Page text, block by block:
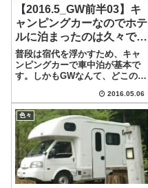
【2016.5_GW前半03】キ
ャンピングカーなのでホテ
ルに泊まったのは久々でし
た!!
普段は宿代を浮かすため、キャ
ンピングカーで車中泊が基本で
す。しかもGWなんて、どこの宿
もテンヤワンヤ!!正直、サービス
レベルが下がっているのに宿泊
費が高いのがGWやお盆ってイメ
ージです。なのにな何故ハワイ
アンズの...
2016.05.06
色々